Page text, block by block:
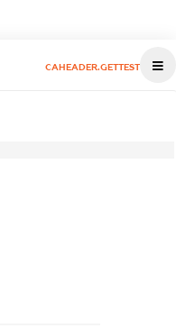
CAHEADER.GETTEST